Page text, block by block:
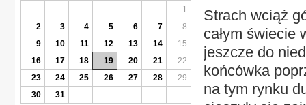
Strach wciąż
całym świecie
jeszcze do
końcówka
na tym rynku
1
2
3 4 5 6 7
8
9
10 11 12 13 14
15
16
17 18 19 20 21
22
23
24 25 26 27 28
29
30
31